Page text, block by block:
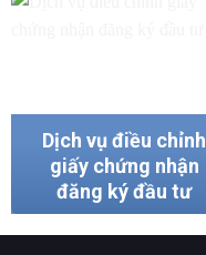
Dịch vụ điều chỉnh
giấy chứng nhận
đăng ký đầu tư